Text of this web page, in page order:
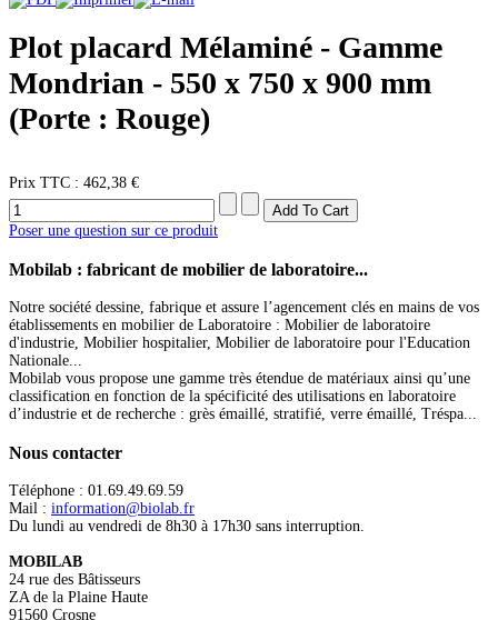
Plot placard Mélaminé - Gamme
Mondrian - 550 x 750 x 900 mm
(Porte : Rouge)
Prix ​​TTC : 462,38 €
Poser une question sur ce produit
Mobilab : fabricant de mobilier de laboratoire...
Notre société dessine, fabrique et assure l’agencement clés en mains de vos
établissements en mobilier de Laboratoire : Mobilier de laboratoire
d'industrie, Mobilier hospitalier, Mobilier de laboratoire pour l'Education
Nationale...
Mobilab vous propose une gamme très étendue de matériaux ainsi qu’une
classification en fonction de la spécificité des utilisations en laboratoire
d’industrie et de recherche : grès émaillé, stratifié, verre émaillé, Tréspa...
Nous contacter
Téléphone : 01.69.49.69.59
Mail : information@biolab.fr
Du lundi au vendredi de 8h30 à 17h30 sans interruption.
MOBILAB
24 rue des Bâtisseurs
ZA de la Plaine Haute
91560 Crosne